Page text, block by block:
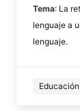
Tema: La
lenguaje a
lenguaje.